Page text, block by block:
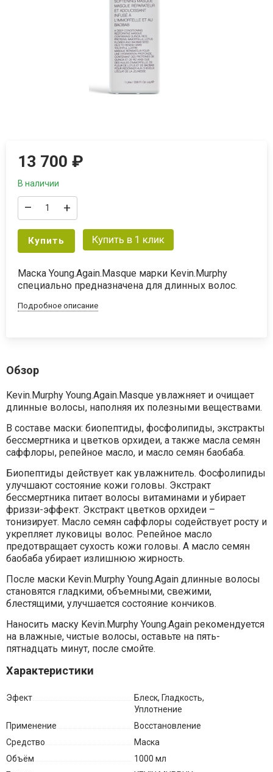
13 700₽
В наличии
– +
Купить Купить в 1 клик
Маска Young.Again.Masque марки Kevin.Murphy
специально предназначена для длинных волос.
Подробное описание
Обзор
Kevin.Murphy Young.Again.Masque увлажняет и очищает
длинные волосы, наполняя их полезными веществами.
В составе маски: биопептиды, фосфолипиды, экстракты
бессмертника и цветков орхидеи, а также масла семян
саффлоры, репейное масло, и масло семян баобаба.
Биопептиды действует как увлажнитель. Фосфолипиды
улучшают состояние кожи головы. Экстракт
бессмертника питает волосы витаминами и убирает
фриззи-эффект. Экстракт цветков орхидеи –
тонизирует. Масло семян саффлоры содействует росту и
укрепляет луковицы волос. Репейное масло
предотвращает сухость кожи головы. А масло семян
баобаба убирает излишнюю жирность.
После маски Kevin.Murphy Young.Again длинные волосы
становятся гладкими, объемными, свежими,
блестящими, улучшается состояние кончиков.
Наносить маску Kevin.Murphy Young.Again рекомендуется
на влажные, чистые волосы, оставьте на пять-
пятнадцать минут, после смойте.
Характеристики
Эфект
Блеск, Гладкость,
Уплотнение
Применение
Восстановление
Средство
Маска
Объём
1000 мл